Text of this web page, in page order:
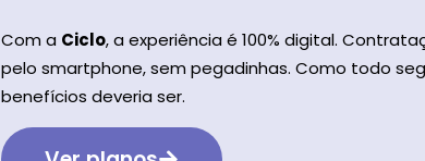
Com a Ciclo, a experiência é 100% digital.
pelo smartphone, sem pegadinhas. Como todo
benefícios deveria ser.